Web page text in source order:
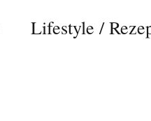
Lifestyle /